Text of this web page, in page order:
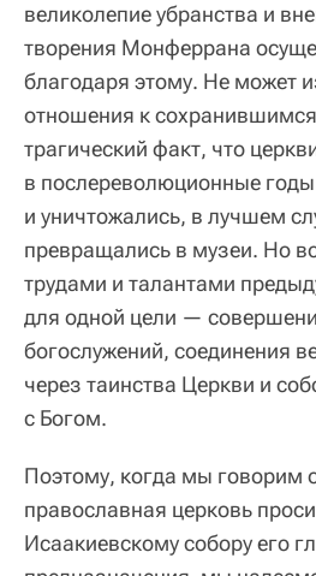
великолепие убранства и
творения Монферрана
благодаря этому. Не может
отношения к
трагический факт, что
в послереволюционные
и уничтожались, в лучшем
превращались в музеи. Но
трудами и талантами
для одной цели —
богослужений, соединения
через таинства Церкви и
с Богом.
Поэтому, когда мы говорим
православная церковь
Исаакиевскому собору его